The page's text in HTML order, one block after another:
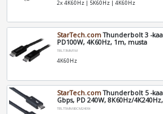
2x 4K60Hz | 5K60Hz | 4K60Hz
StarTech.comThunderbolt 3 -
PD100W, 4K60Hz, 1m, musta
TBLT3MM1M
4K60Hz
StarTech.comThunderbolt 5 -
Gbps, PD 240W, 8K60Hz/
TBLT5MM80CM240W